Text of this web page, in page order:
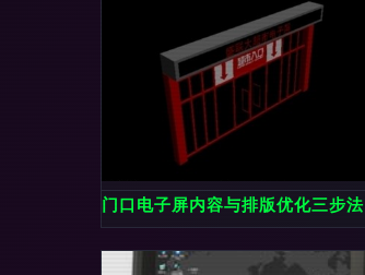
门口电子屏内容与排版优化三步法